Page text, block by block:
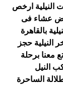
النيلية ارخص
2025 عروض عشاء فى
بالقاهرة
النيلية حجز
معنا برحلة
النيل
الساحرة